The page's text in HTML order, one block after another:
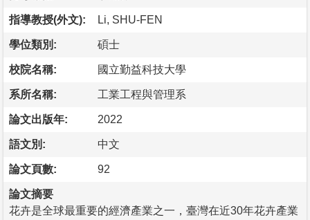
指導教授(外文): Li, SHU-FEN
學位類別: 碩士
校院名稱: 國立勤益科技大學
系所名稱: 工業工程與管理系
論文出版年: 2022
語文別: 中文
論文頁數: 92
論文摘要
花卉是全球最重要的經濟產業之一，臺灣在近30年花卉產業